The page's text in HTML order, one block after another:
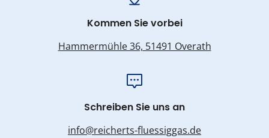
Kommen Sie vorbei
Hammermühle 36, 51491 Overath
Schreiben Sie uns an
info@reicherts-fluessiggas.de